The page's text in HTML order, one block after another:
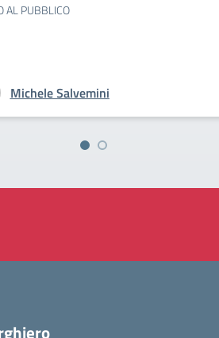
AL PUBBLICO
Michele Salvemini